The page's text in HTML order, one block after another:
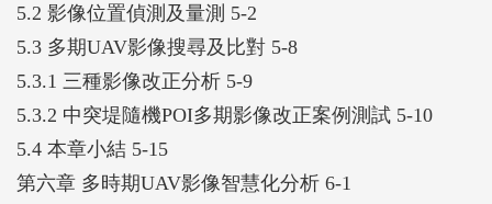
5.2 影像位置偵測及量測 5-2
5.3 多期UAV影像搜尋及比對 5-8
5.3.1 三種影像改正分析 5-9
5.3.2 中突堤隨機POI多期影像改正案例測試 5-10
5.4 本章小結 5-15
第六章 多時期UAV影像智慧化分析 6-1